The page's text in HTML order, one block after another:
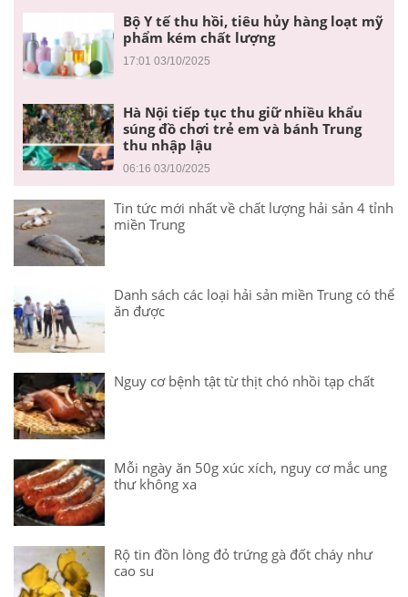
Bộ Y tế thu hồi, tiêu hủy hàng loạt mỹ
phẩm kém chất lượng
17:01 03/10/2025
Hà Nội tiếp tục thu giữ nhiều khẩu
súng đồ chơi trẻ em và bánh Trung
thu nhập lậu
06:16 03/10/2025
Tin tức mới nhất về chất lượng hải sản 4 tỉnh
miền Trung
Danh sách các loại hải sản miền Trung có thể
ăn được
Nguy cơ bệnh tật từ thịt chó nhồi tạp chất
Mỗi ngày ăn 50g xúc xích, nguy cơ mắc ung
thư không xa
Rộ tin đồn lòng đỏ trứng gà đốt cháy như
cao su